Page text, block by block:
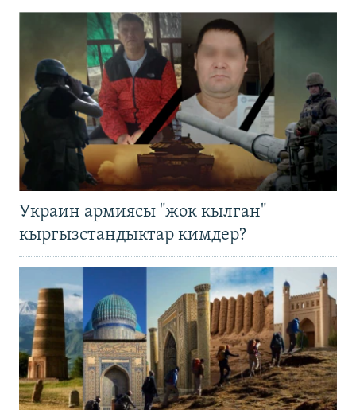
Украин армиясы "жок кылган"
кыргызстандыктар кимдер?